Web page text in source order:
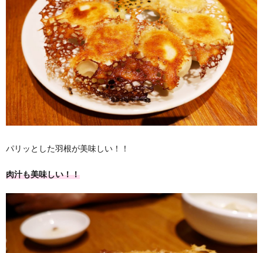
パリッとした羽根が美味しい！！
肉汁も美味しい！！